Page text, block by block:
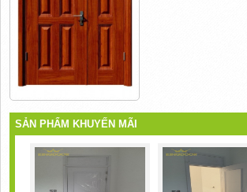
SẢN PHẨM KHUYẾN MÃI